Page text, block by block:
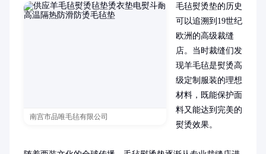
南宫市品唯毛毡有限公司
毛毡熨烫垫的历史
可以追溯到19世纪
欧洲的高级裁缝
店。当时裁缝们发
现羊毛毡是熨烫高
级定制服装的理想
材料，既能保护面
料又能达到完美的
熨烫效果。